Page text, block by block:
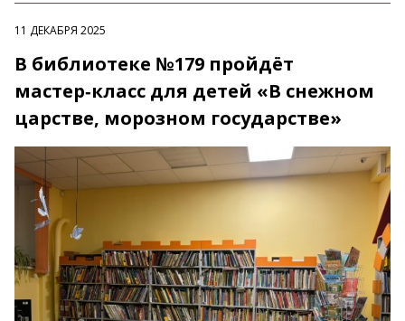
11 ДЕКАБРЯ 2025
В библиотеке №179 пройдёт
мастер‑класс для детей «В снежном
царстве, морозном государстве»